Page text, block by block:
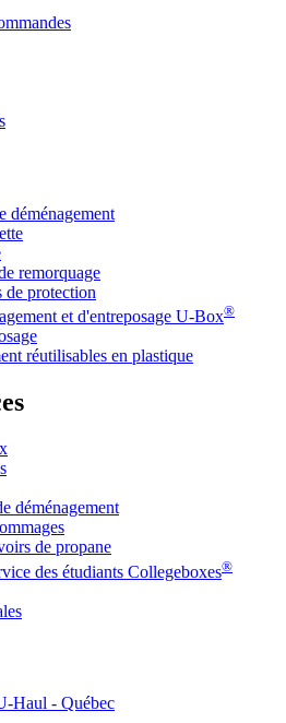
déménagement
remorquage
de protection
et d'entreposage U-Box®
réutilisables en plastique
déménagement
de propane
des étudiants Collegeboxes®
Haul - Québec